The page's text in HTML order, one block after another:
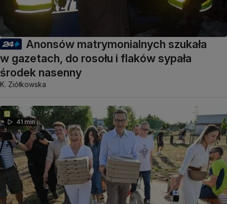
Anonsów matrymonialnych szukała
w gazetach, do rosołu i flaków sypała
środek nasenny
K. Ziółkowska
41 min